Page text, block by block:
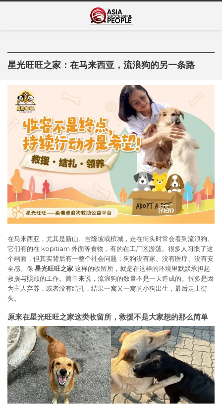
Asia Successful
People
星光旺旺之家：在马来西亚，流浪狗的另一条路
在马来西亚，尤其是新山、吉隆坡或槟城，走在街头时常会看到流浪狗。
它们有的在 kopitiam 外面等食物，有的在工厂区游荡。很多人习惯了这
个画面，但其实背后有一整个社会问题：狗狗没有家、没有医疗、没有安
全感。像 星光旺旺之家这样的收留所，就是在这样的环境里默默承担起
救援与照顾的工作。简单来说，流浪狗的数量不是一天造成的。很多是因
为主人弃养，或者没有结扎，结果一窝又一窝的小狗出生，最后走上街
头。
原来在星光旺旺之家这类收留所，救援不是大家想的那么简单